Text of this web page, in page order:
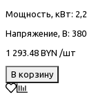
Мощность, кВт: 2,2
Напряжение, В: 380
1 293.48 BYN /шт
В корзину